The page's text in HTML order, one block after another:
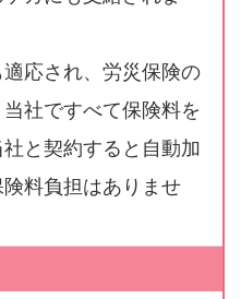
応され、労災保険の
社ですべて保険料を
と契約すると自動加
料負担はありませ